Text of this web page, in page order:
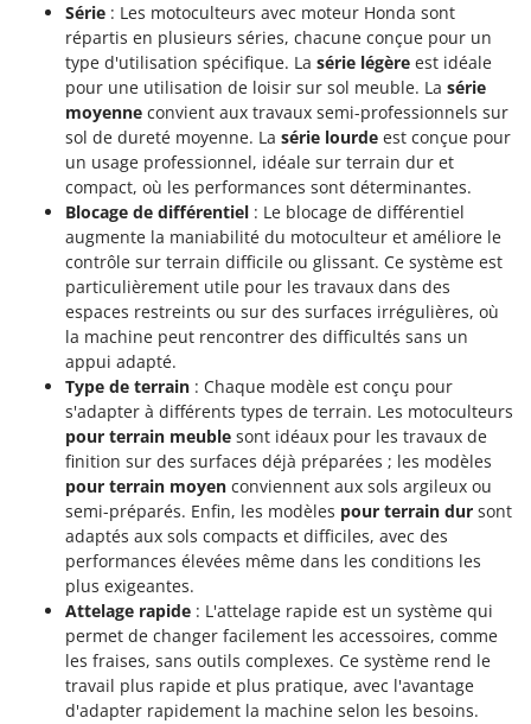
Série : Les motoculteurs avec moteur Honda sont
répartis en plusieurs séries, chacune conçue pour un
type d'utilisation spécifique. La série légère est idéale
pour une utilisation de loisir sur sol meuble. La série
moyenne convient aux travaux semi-professionnels sur
sol de dureté moyenne. La série lourde est conçue pour
un usage professionnel, idéale sur terrain dur et
compact, où les performances sont déterminantes.
Blocage de différentiel : Le blocage de différentiel
augmente la maniabilité du motoculteur et améliore le
contrôle sur terrain difficile ou glissant. Ce système est
particulièrement utile pour les travaux dans des
espaces restreints ou sur des surfaces irrégulières, où
la machine peut rencontrer des difficultés sans un
appui adapté.
Type de terrain : Chaque modèle est conçu pour
s'adapter à différents types de terrain. Les motoculteurs
pour terrain meuble sont idéaux pour les travaux de
finition sur des surfaces déjà préparées ; les modèles
pour terrain moyen conviennent aux sols argileux ou
semi-préparés. Enfin, les modèles pour terrain dur sont
adaptés aux sols compacts et difficiles, avec des
performances élevées même dans les conditions les
plus exigeantes.
Attelage rapide : L'attelage rapide est un système qui
permet de changer facilement les accessoires, comme
les fraises, sans outils complexes. Ce système rend le
travail plus rapide et plus pratique, avec l'avantage
d'adapter rapidement la machine selon les besoins.